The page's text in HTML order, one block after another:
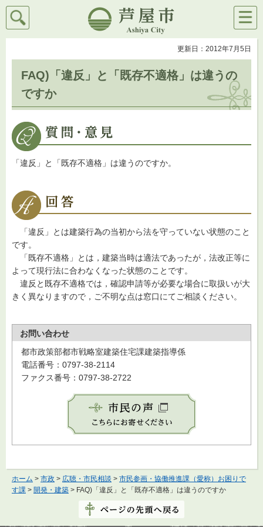
芦屋市
検索
メニ
ュー
更新日：2012年7月5日
FAQ)「違反」と「既存不適格」は違うの
ですか
「違反」と「既存不適格」は違うのですか。
「違反」とは建築行為の当初から法を守っていない状態のこと
です。
「既存不適格」とは，建築当時は適法であったが，法改正等に
よって現行法に合わなくなった状態のことです。
違反と既存不適格では，確認申請等が必要な場合に取扱いが大
きく異なりますので，ご不明な点は窓口にてご相談ください。
お問い合わせ
都市政策部都市戦略室建築住宅課建築指導係
電話番号：0797-38-2114
ファクス番号：0797-38-2722
ホーム > 市政 > 広聴・市民相談 > 市民参画・協働推進課（愛称）お困りで
す課 > 開発・建築 > FAQ)「違反」と「既存不適格」は違うのですか